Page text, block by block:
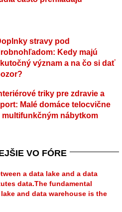
stravy pod
Kedy majú
význam a na čo si dať
triky pre zdravie a
Malé domáce telocvične
multifunkčným nábytkom
VO FÓRE
a data lake and a data
data.The fundamental
and data warehouse is the